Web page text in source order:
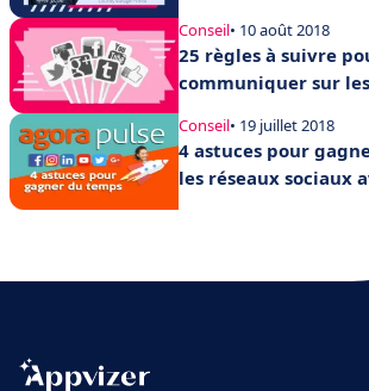
Conseil• 10 août 2018
25 règles à suivre
communiquer sur
Conseil• 19 juillet 2018
4 astuces pour
les réseaux sociaux